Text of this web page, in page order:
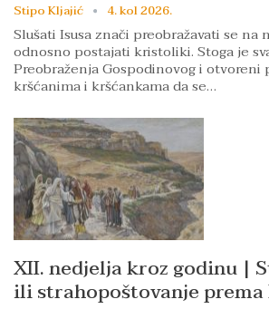
Stipo Kljajić 4. kol 2026.
Slušati Isusa znači preobražavati se na
odnosno postajati kristoliki. Stoga je
Preobraženja Gospodinovog i otvoreni
kršćanima i kršćankama da se…
XII. nedjelja kroz godinu |
ili strahopoštovanje prema